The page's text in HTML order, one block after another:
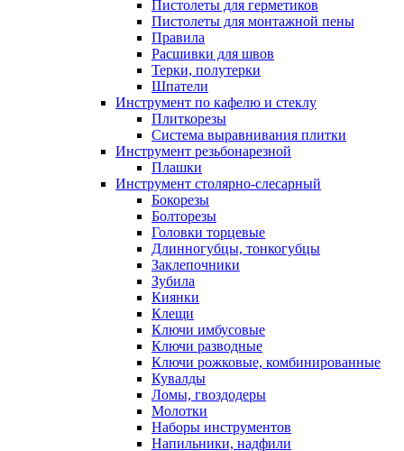
Пистолеты для герметиков
Пистолеты для монтажной пены
Правила
Расшивки для швов
Терки, полутерки
Шпатели
Инструмент по кафелю и стеклу
Плиткорезы
Система выравнивания плитки
Инструмент резьбонарезной
Плашки
Инструмент столярно-слесарный
Бокорезы
Болторезы
Головки торцевые
Длинногубцы, тонкогубцы
Заклепочники
Зубила
Киянки
Клещи
Ключи имбусовые
Ключи разводные
Ключи рожковые, комбинированные
Кувалды
Ломы, гвоздодеры
Молотки
Наборы инструментов
Напильники, надфили